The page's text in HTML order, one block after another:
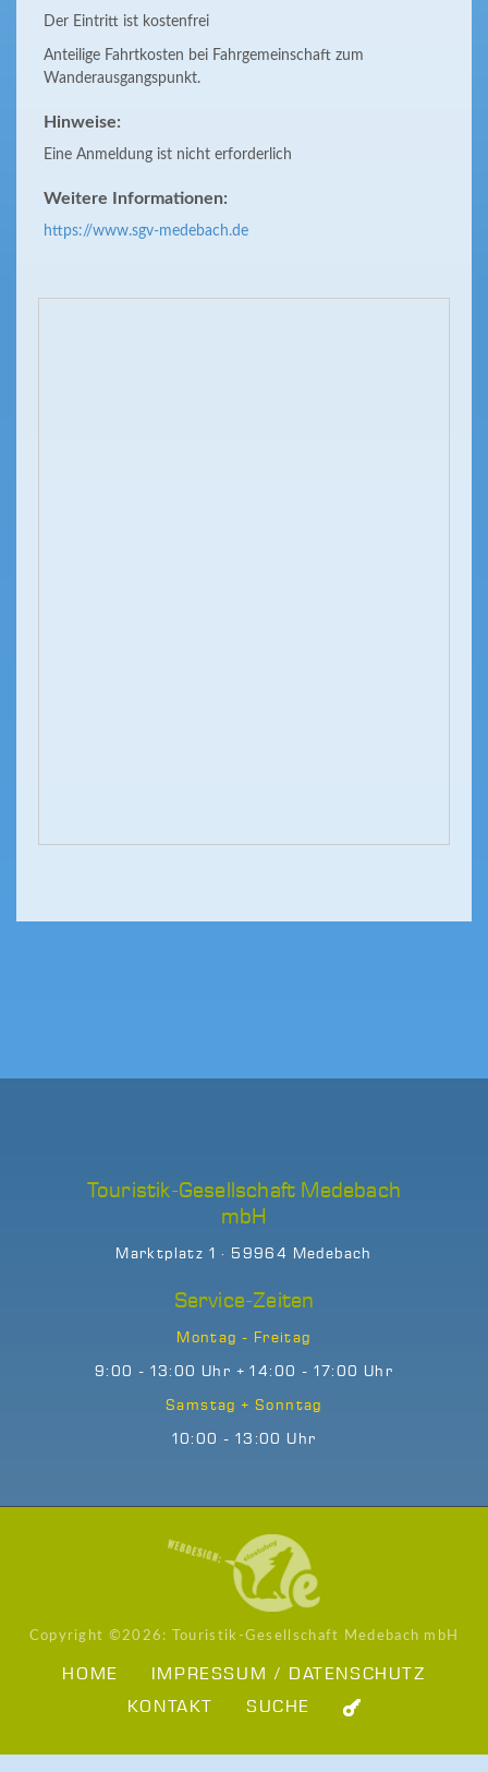
Der Eintritt ist kostenfrei
Anteilige Fahrtkosten bei Fahrgemeinschaft zum
Wanderausgangspunkt.
Hinweise:
Eine Anmeldung ist nicht erforderlich
Weitere Informationen:
https://www.sgv-medebach.de
Touristik-Gesellschaft Medebach
mbH
Marktplatz 1 · 59964 Medebach
Service-Zeiten
Montag - Freitag
9:00 - 13:00 Uhr + 14:00 - 17:00 Uhr
Samstag + Sonntag
10:00 - 13:00 Uhr
Copyright ©2026: Touristik-Gesellschaft Medebach mbH
HOME
IMPRESSUM / DATENSCHUTZ
KONTAKT
SUCHE